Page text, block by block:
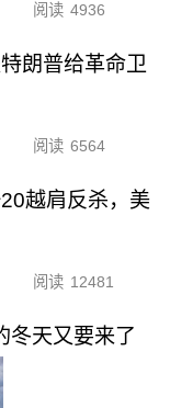
阅读 4936
朗普给革命卫
阅读 6564
越肩反杀，美
阅读 12481
冬天又要来了